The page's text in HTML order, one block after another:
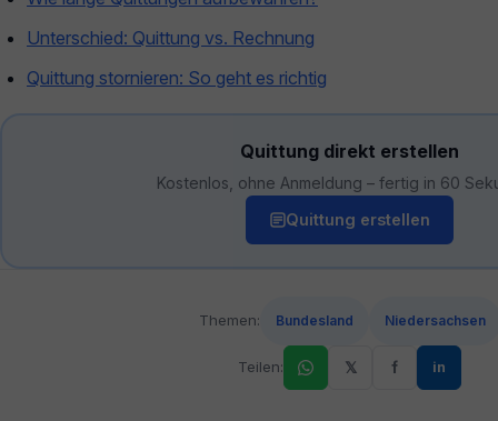
Unterschied: Quittung vs. Rechnung
Quittung stornieren: So geht es richtig
Quittung direkt erstellen
Kostenlos, ohne Anmeldung – fertig in 60
Quittung erstellen
Themen: Bundesland Niedersachsen
Teilen: 𝕏 f in